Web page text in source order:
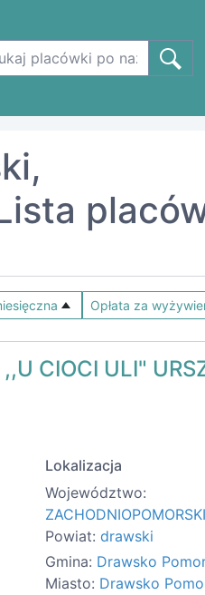
Opłata za
CIOCI ULI"
Lokalizacja
Województwo:
Powiat: drawski
Gmina: Drawsko
Miasto: Drawsko